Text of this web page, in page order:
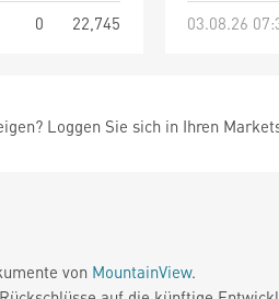
0 22,745
03.08.26
Loggen Sie sich in Ihren
von MountainView.